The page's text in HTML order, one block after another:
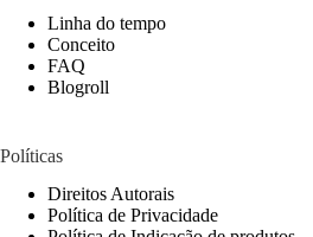
Linha do tempo
Conceito
FAQ
Blogroll
Políticas
Direitos Autorais
Política de Privacidade